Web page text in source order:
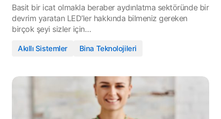
Basit bir icat olmakla beraber aydınlatma sektöründe bir
devrim yaratan LED’ler hakkında bilmeniz gereken
birçok şeyi sizler için…
Akıllı Sistemler Bina Teknolojileri